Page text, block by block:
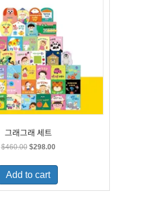
그래그래 세트
$460.00 Original
was:
$460.00.
$298.00Current
is:
Add to cart